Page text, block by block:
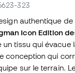
323
authentique de
Icon Edition
un tissu qui évacue
conception qui
sur le terrain.